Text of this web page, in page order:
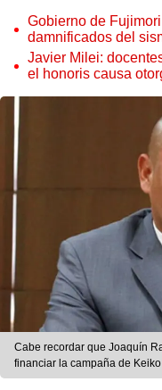
Gobierno de
damnificados del
Javier Milei:
el honoris causa
Cabe recordar que Joaquín
financiar la campaña de